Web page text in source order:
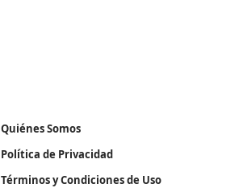
Quiénes Somos
Política de Privacidad
Términos y Condiciones de Uso